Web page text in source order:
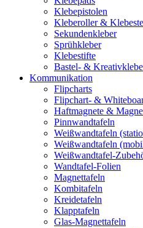
Klebepistolen
Kleberoller &
Sekundenkleber
Sprühkleber
Klebestifte
Bastel- &
Kommunikation
Flipcharts
Flipchart- &
Haftmagnete &
Pinnwandtafeln
Weißwandtafeln
Weißwandtafeln
Weißwandtafel-
Wandtafel-Folien
Magnettafeln
Kombitafeln
Kreidetafeln
Klapptafeln
Glas-Magnettafeln